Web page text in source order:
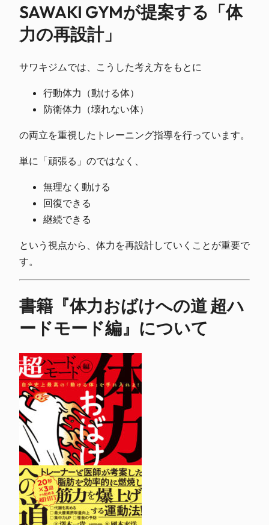
SAWAKI GYMが提案する「体
力の再設計」
サワキジムでは、こうした考え方をもとに
行動体力（動ける体）
防衛体力（壊れない体）
の両立を重視したトレーニング指導を行っています。
単に「頑張る」のではなく、
無理なく動ける
回復できる
継続できる
という視点から、体力を再設計していくことが重要で
す。
書籍『体力おばけへの道 超ハ
ードモード編』について